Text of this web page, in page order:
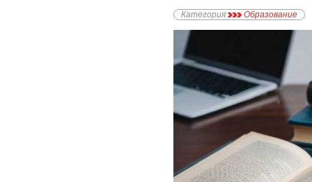
Категория Образование